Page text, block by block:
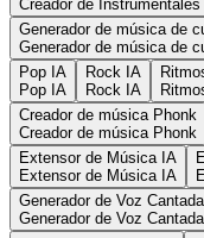
Creador de
Generador de música de
Generador de música de
Pop IA
Pop IA
Rock IA
Rock IA
Creador de música Phonk
Creador de música Phonk
Extensor de Música IA
Extensor de Música IA
Generador de Voz
Generador de Voz